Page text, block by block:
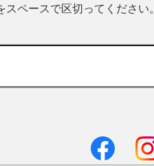
ペースで区切ってください。